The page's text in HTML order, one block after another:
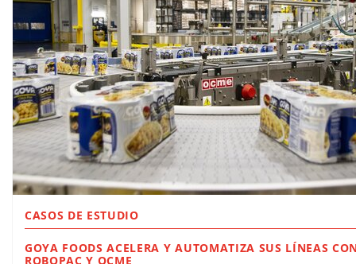
CASOS DE ESTUDIO
GOYA FOODS ACELERA Y AUTOMATIZA SUS LÍNEAS CON
ROBOPAC Y OCME